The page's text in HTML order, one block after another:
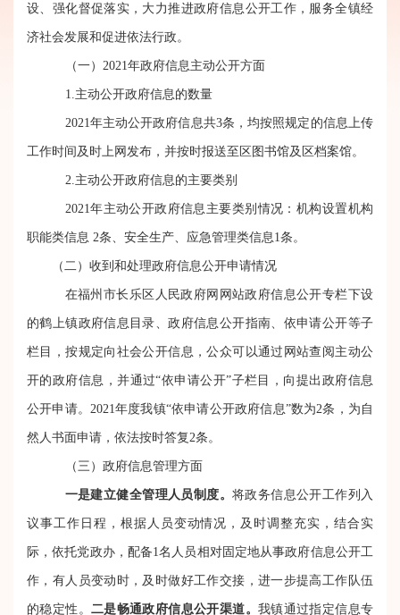
设、强化督促落实，大力推进政府信息公开工作，服务全镇经
济社会发展和促进依法行政。
（一） 2021年政府信息主动公开方面
1. 主动公开政府信息的数量
2021年主动公开政府信息共3条，均按照规定的信息上传
工作时间及时上网发布 ， 并按时报送至区图书馆及区档案馆。
2. 主动公开政府信息的主要类别
2021年主动公开政府信息主要类别情况：机构设置机构
职能类信息 2条、安全生产、应急管理类信息1条。
（ 二 ）收到和处理政府信息公开申请情况
在福州市长乐区人民政府网网站政府信息公开专栏下设
的鹤上镇政府信息目录、政府信息公开指南、依申请公开等子
栏目，按规定向社会公开信息，公众可以通过网站查阅主动公
开的政府信息，并通过“依申请公开”子栏目，向提出政府信息
公开申请。2021年度我镇“依申请公开政府信息”数为2条，为自
然人书面申请，依法按时答复2条。
（三）政府信息管理方面
一是建立健全管理人员制度。 将政务信息公开工作列入
议事工作日程，根据人员变动情况，及时调整充实，结合实
际，依托党政办，配备1名人员相对固定地从事政府信息公开工
作，有人员变动时，及时做好工作交接，进一步提高工作队伍
的稳定性。 二是畅通政府信息公开渠道。 我镇通过指定信息专